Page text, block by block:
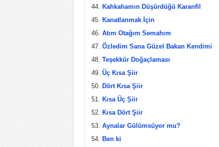
Kahkahamın Düşürdüğü Karanfil
Kanatlanmak İçin
Atım Otağım Semahım
Özledim Sana Güzel Bakan Kendimi
Teşekkür Doğaçlaması
Üç Kısa Şiir
Dört Kısa Şiir
Kısa Üç Şiir
Kısa Dört Şiir
Aynalar Gülümsüyor mu?
Ben ki